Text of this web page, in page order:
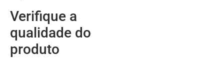
Verifique a
qualidade do
produto